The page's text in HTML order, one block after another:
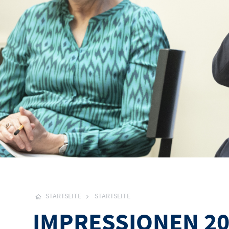
STARTSEITE STARTSEITE
IMPRESSIONEN